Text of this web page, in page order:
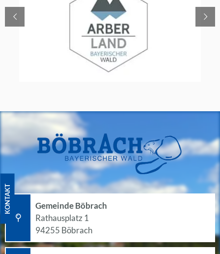
KONTAKT
Gemeinde Böbrach
Rathausplatz 1
94255 Böbrach